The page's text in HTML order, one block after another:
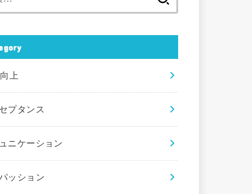
上
プタンス
ニケーション
ッション